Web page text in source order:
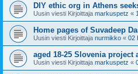
DIY ethic org in Athens
Uusin viesti Kirjoittaja markuspetz «
Home pages of Suvadeep
Uusin viesti Kirjoittaja nurmikko « 02
aged 18-25 Slovenia project
Uusin viesti Kirjoittaja markuspetz «